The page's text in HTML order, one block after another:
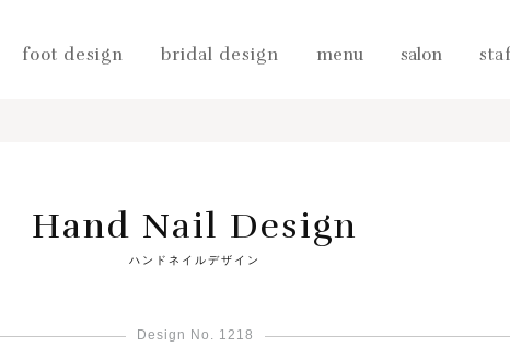
foot design bridal design menu salon
Hand Nail Design
ハンドネイルデザイン
Design No. 1218